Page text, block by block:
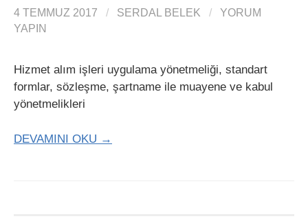
4 TEMMUZ 2017 / SERDAL BELEK /
YORUM
YAPIN
Hizmet alım işleri uygulama yönetmeliği, standart
formlar, sözleşme, şartname ile muayene ve kabul
yönetmelikleri
DEVAMINI OKU →